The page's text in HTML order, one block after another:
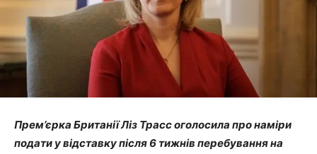
Прем’єрка Британії Ліз Трасс оголосила про наміри
подати у відставку після 6 тижнів перебування на